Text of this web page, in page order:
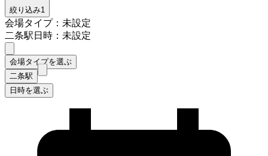
絞り込み1
会場タイプ：未設定
二条駅日時：未設定
会場タイプを選ぶ
二条駅
日時を選ぶ